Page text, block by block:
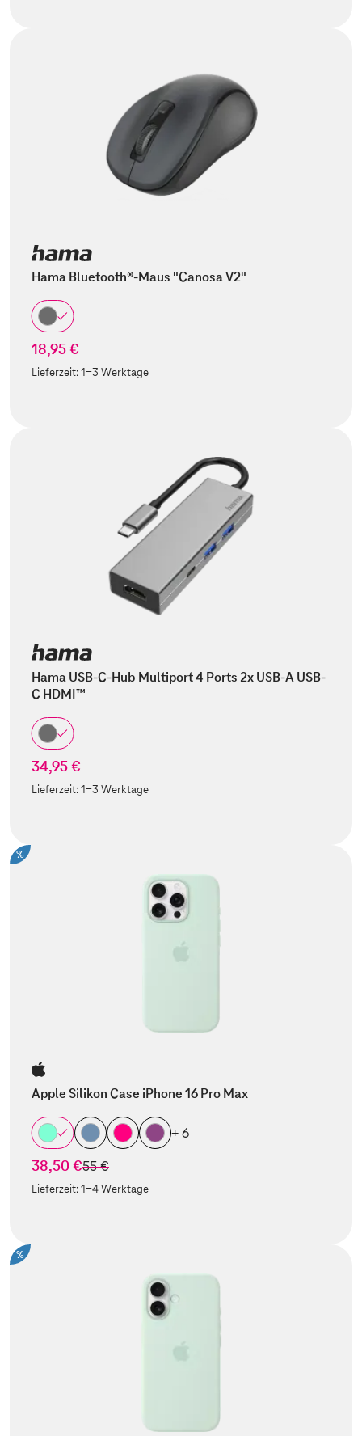
Hama Bluetooth®-Maus "Canosa V2"
18,95 €
Lieferzeit:1-3 Werktage
Hama USB-C-Hub Multiport 4 Ports 2x USB-A USB-
C HDMI™
34,95 €
Lieferzeit:1-3 Werktage
%
Apple Silikon Case iPhone 16 Pro Max
+ 6
38,50 €statt
55 €
Lieferzeit:1-4 Werktage
%